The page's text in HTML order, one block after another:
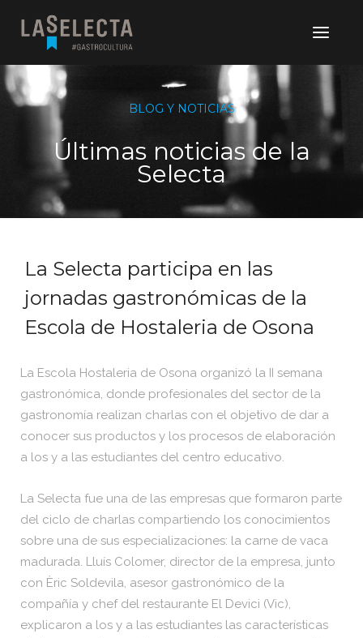
BLOG Y NOTICIAS
Últimas noticias de la
Selecta
La Selecta participa en las
jornadas gastronómicas de la
Escola de Hostaleria de Osona
La Escola Hostaleria de Osona organizó la II semana
gastronómica, donde profesionales del sector de la
gastronomía realizan charlas con el objetivo de dar a
conocer sus productos y los procesos de elaboración
a los y a las estudiantes del centro educativo.
La Selecta fue una de las empresas que formaron parte
del ciclo de charlas compartiendo los conocimientos
sobre una de sus especializaciones: la carne de vaca
madurada. Lluís Colomer, director de la empresa, junto
con Èric Soldevila, asesor gastronómico de la
compañía y chef del restaurante El Devici (Vic),
explicaron a los y a las estudiantes las características